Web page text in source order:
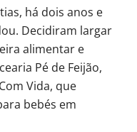
há dois anos e
Decidiram largar
alimentar e
Pé de Feijão,
Vida, que
bebés em